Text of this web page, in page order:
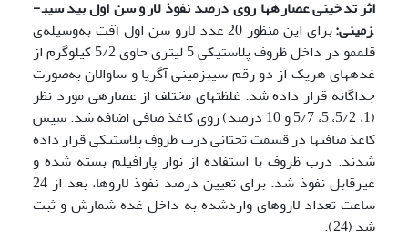
اثر تدخینی عصاره­ها روی درصد نفوذ لارو سن اول بید سیب­
زمینی:
برای این منظور 20 عدد لارو سن اول آفت به‌وسیله‌ی
قلم­مو در داخل ظروف پلاستیکی 5 لیتری حاوی 5/2 کیلوگرم از
غده­های هریک از دو رقم سیب­زمینی آگریا و ساوالان به‌صورت
جداگانه قرار داده شد. غلظت­های مختلف از عصاره­ی مورد نظر
(1، 5/2، 5، 5/7 و 10 درصد) روی کاغذ­ صافی اضافه شد. سپس
کاغذ صافی­ها در قسمت تحتانی درب ظروف پلاستیکی قرار داده
شدند. درب ظروف با استفاده از نوار پارافیلم بسته شده و
غیر­قابل نفوذ شد. برای تعیین درصد نفوذ لاروها، بعد از 24
ساعت تعداد لاروهای واردشده به داخل غده شمارش و ثبت
شد (24).